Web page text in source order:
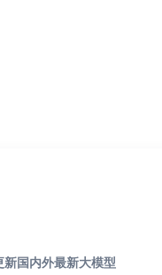
国内外最新大模型